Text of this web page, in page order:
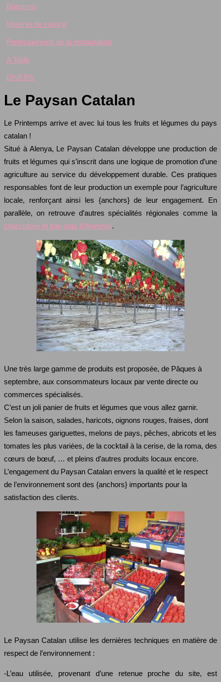
Boissons
Matériel de cuisine
Professionnels de la restauration
A Table
DIVERS
Le Paysan Catalan
Le Printemps arrive et avec lui tous les fruits et légumes du pays
catalan !
Situé à Alenya, Le Paysan Catalan développe une production de
fruits et légumes qui s’inscrit dans une logique de promotion d’une
agriculture au service du développement durable. Ces pratiques
responsables font de leur production un exemple pour l’agriculture
locale, renforçant ainsi les {anchors} de leur engagement. En
parallèle, on retrouve d’autres spécialités régionales comme la
charcuterie et foie gras d’Aveyron.
Une très large gamme de produits est proposée, de Pâques à
septembre, aux consommateurs locaux par vente directe ou
commerces spécialisés.
C’est un joli panier de fruits et légumes que vous allez garnir.
Selon la saison, salades, haricots, oignons rouges, fraises, dont
les fameuses gariguettes, melons de pays, pêches, abricots et les
tomates les plus variées, de la cocktail à la cerise, de la roma, des
cœurs de bœuf, … et pleins d’autres produits locaux encore.
L’engagement du Paysan Catalan envers la qualité et le respect
de l’environnement sont des {anchors} importants pour la
satisfaction des clients.
Le Paysan Catalan utilise les dernières techniques en matière de
respect de l’environnement :
-L’eau utilisée, provenant d’une retenue proche du site, est